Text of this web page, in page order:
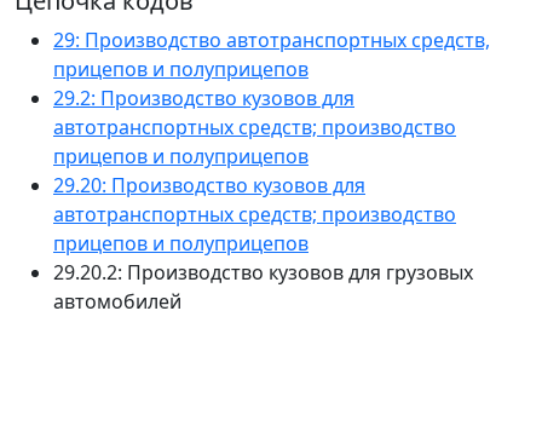
29: Производство автотранспортных средств,
прицепов и полуприцепов
29.2: Производство кузовов для
автотранспортных средств; производство
прицепов и полуприцепов
29.20: Производство кузовов для
автотранспортных средств; производство
прицепов и полуприцепов
29.20.2: Производство кузовов для грузовых
автомобилей